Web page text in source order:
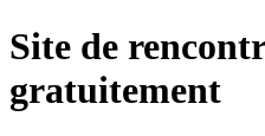
Site de
gratuitement